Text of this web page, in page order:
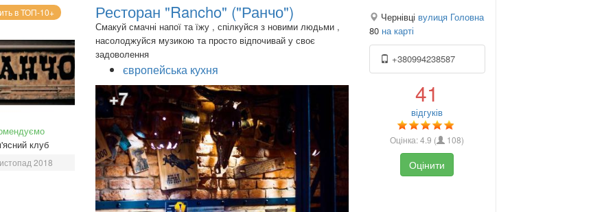
в ТОП-10+
клуб
2018
Ресторан "Rancho" ("Ранчо")
Смакуй смачні напої та їжу , спілкуйся з новими людьми ,
насолоджуйся музикою та просто відпочивай у своє
задоволення
європейська кухня
+7
Чернівці вулиця Головна
80 на карті
+380994238587
41
відгуків
Оцінка:4.9 ( 108)
Оцінити